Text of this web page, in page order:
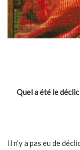
Quel a été le
Il n’y a pas eu de